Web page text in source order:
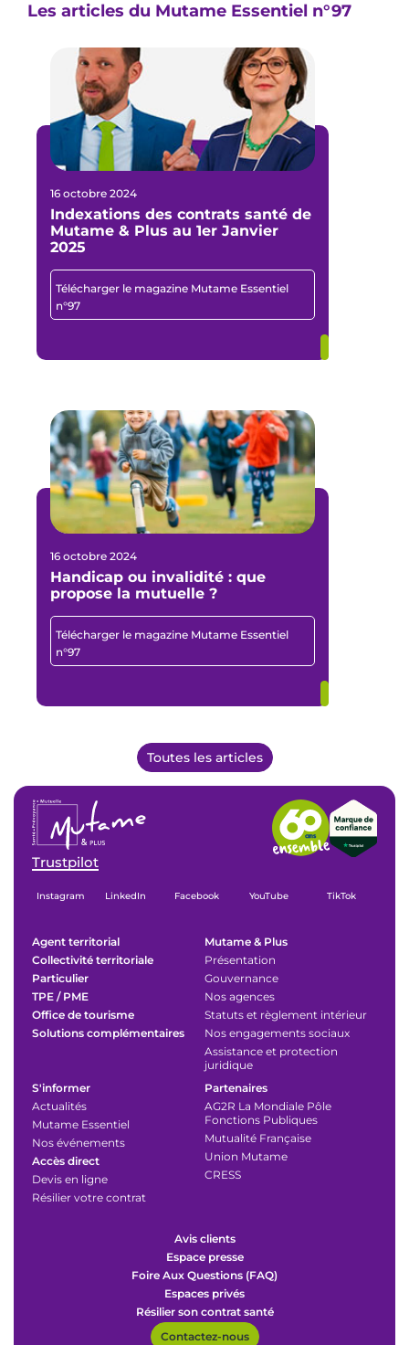
Les articles du Mutame Essentiel n°97
16 octobre 2024
Indexations des contrats santé de
Mutame & Plus au 1er Janvier
2025
Télécharger le magazine Mutame Essentiel
n°97
16 octobre 2024
Handicap ou invalidité : que
propose la mutuelle ?
Télécharger le magazine Mutame Essentiel
n°97
Toutes les articles
Trustpilot
Instagram LinkedIn Facebook YouTube TikTok
Agent territorial
Collectivité territoriale
Particulier
TPE / PME
Office de tourisme
Solutions complémentaires
Mutame & Plus
Présentation
Gouvernance
Nos agences
Statuts et règlement intérieur
Nos engagements sociaux
Assistance et protection
juridique
S'informer
Actualités
Mutame Essentiel
Nos événements
Accès direct
Devis en ligne
Résilier votre contrat
Partenaires
AG2R La Mondiale Pôle
Fonctions Publiques
Mutualité Française
Union Mutame
CRESS
Avis clients
Espace presse
Foire Aux Questions (FAQ)
Espaces privés
Résilier son contrat santé
Contactez-nous